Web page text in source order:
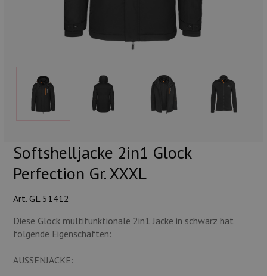
Softshelljacke 2in1 Glock
Perfection Gr. XXXL
Art. GL 51412
Diese Glock multifunktionale 2in1 Jacke in schwarz hat
folgende Eigenschaften:
AUSSENJACKE:
Lampen und Zubehör